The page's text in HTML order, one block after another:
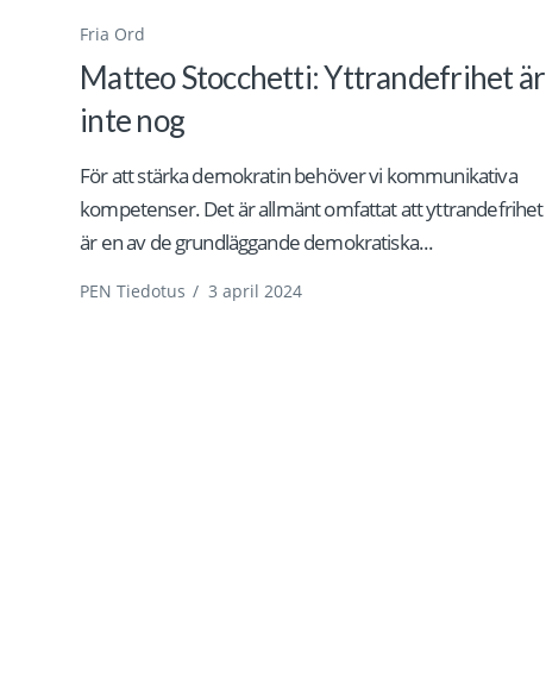
Fria Ord
Matteo Stocchetti: Yttrandefrihet är
inte nog
För att stärka demokratin behöver vi kommunikativa
kompetenser. Det är allmänt omfattat att yttrandefrihet
är en av de grundläggande demokratiska...
PEN Tiedotus / 3 april 2024